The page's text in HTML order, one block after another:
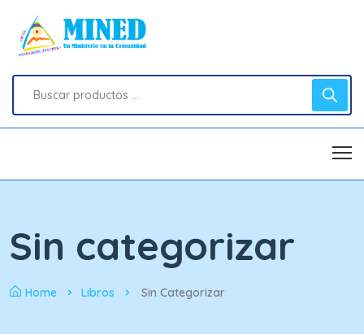
Sin categorizar
Home Libros Sin Categorizar